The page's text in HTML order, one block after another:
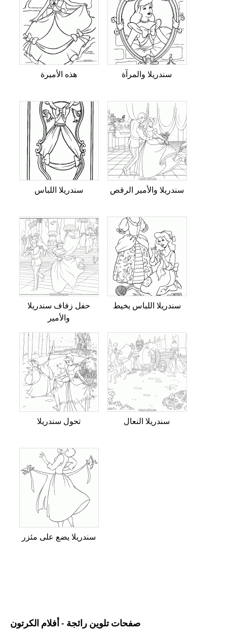
هذه الأميرة سندريلا والمرآة
سندريلا اللباس سندريلا والأمير الرقص
حفل زفاف سندريلا
والأمير
سندريلا اللباس يخيط
تحول سندريلا سندريلا النعال
سندريلا يضع على مئزر
صفحات تلوين رائجة - أفلام الكرتون